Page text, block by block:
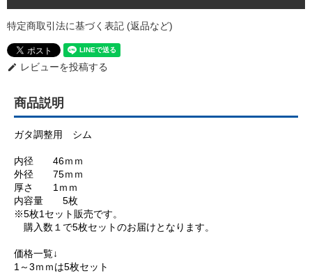
特定商取引法に基づく表記 (返品など)
edit レビューを投稿する
商品説明
ガタ調整用 シム
内径 46ｍｍ
外径 75ｍｍ
厚さ 1ｍｍ
内容量 5枚
※5枚1セット販売です。
購入数１で5枚セットのお届けとなります。
価格一覧↓
1～3ｍｍは5枚セット